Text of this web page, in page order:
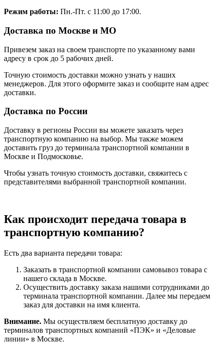
Режим работы: Пн.-Пт. с 11:00 до 17:00.
Доставка по Москве и МО
Привезем заказ на своем транспорте по указанному вами
адресу в срок до 5 рабочих дней.
Точную стоимость доставки можно узнать у наших
менеджеров. Для этого оформите заказ и сообщите нам адрес
доставки.
Доставка по России
Доставку в регионы России вы можете заказать через
транспортную компанию на выбор. Мы также можем
доставить груз до терминала транспортной компании в
Москве и Подмосковье.
Чтобы узнать точную стоимость доставки, свяжитесь с
представителями выбранной транспортной компании.
Как происходит передача товара в
транспортную компанию?
Есть два варианта передачи товара:
Заказать в транспортной компании самовывоз товара с
нашего склада в Москве.
Осуществить доставку заказа нашими сотрудниками до
терминала транспортной компании. Далее мы передаем
заказ для доставки на имя клиента.
Внимание. Мы осуществляем бесплатную доставку до
терминалов транспортных компаний «ПЭК» и «Деловые
линии» в Москве.